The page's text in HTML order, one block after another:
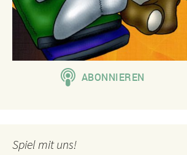
Spiel mit uns!